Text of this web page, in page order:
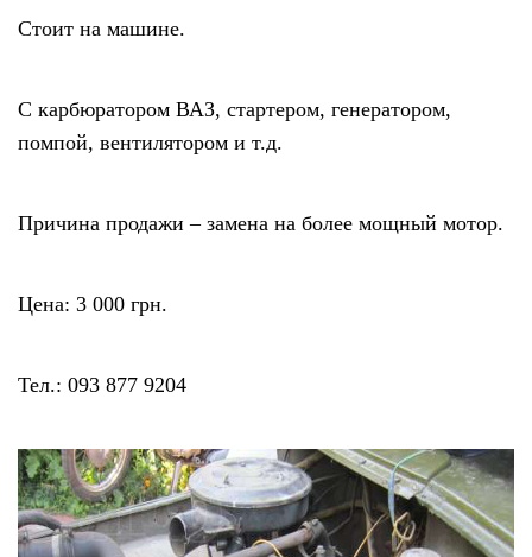
Стоит на машине.
С карбюратором ВАЗ, стартером, генератором,
помпой, вентилятором и т.д.
Причина продажи – замена на более мощный мотор.
Цена: 3 000 грн.
Тел.: 093 877 9204